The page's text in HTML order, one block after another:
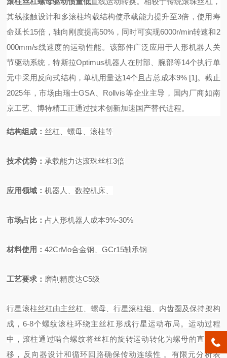
其线接触设计和多滚柱均载结构使承载能力提升至3倍，使用寿
命延长15倍，轴向刚度提高50%，同时可实现6000r/min转速和2
000mm/s线速度的运动性能。该部件广泛应用于人形机器人关
节驱动系统，特斯拉Optimus机器人在肘部、腕部等14个执行单
元中采用反向式结构，单机用量达14个且占总成本9%[1]。截止
2025年，市场由瑞士GSA、Rollvis等企业主导，国内厂商如南
京工艺、博特精工正通过技术创新加速国产替代进程。
结构组成 ：丝杠、螺母、滚柱等
技术优势 ： 承载能力达滚珠丝杠3倍
应用领域 ：机器人、数控机床、
市场占比 ： 占人形机器人成本9%-30%
材料使用：42CrMo合金钢、GCr15轴承钢
工艺要求 ： 磨削精度达C5级
行星滚柱丝杠由主丝杠、螺母、行星滚柱组、内齿圈及保持架构
成，6-8个螺纹滚柱环绕主丝杠形成行星运动布局。运动过程
中，滚柱通过啮合螺纹将丝杠的旋转运动转化为螺母的直线位
移，反向器设计和循环回路确保传动连续性 。有限元分析表